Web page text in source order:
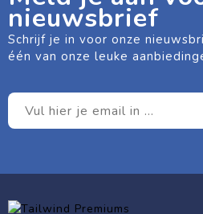
nieuwsbrief
Schrijf je in voor onze
één van onze leuke